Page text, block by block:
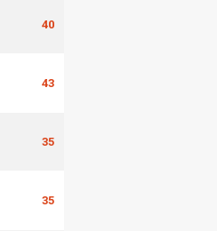
40
43
35
35